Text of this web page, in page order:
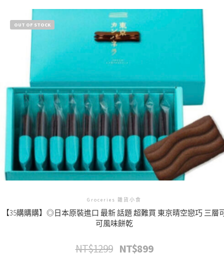
格：
NT$1099。
格：
NT$949。
OUT OF STOCK
Groceries 雜貨小食
【35購購購】◎日本原裝進口 最新 話題 超難買 東京晴空戀巧 三層
可風味餅乾
NT$1299 NT$899目